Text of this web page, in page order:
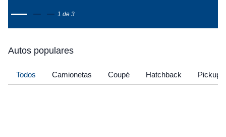
1 de 3
Autos populares
Todos Camionetas Coupé Hatchback Pickup